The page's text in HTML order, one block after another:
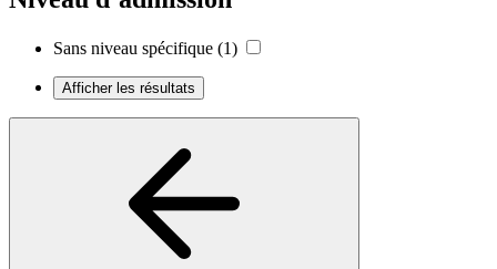
Sans niveau spécifique (1)
Afficher les résultats